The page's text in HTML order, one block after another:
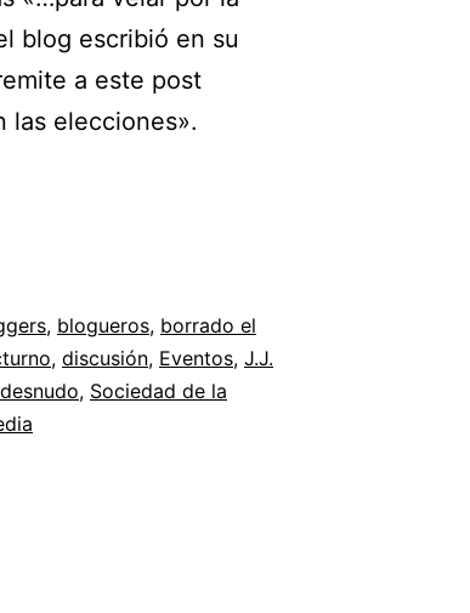
blog escribió en su
a este post
las elecciones».
, blogueros, borrado el
, discusión, Eventos, J.J.
, Sociedad de la